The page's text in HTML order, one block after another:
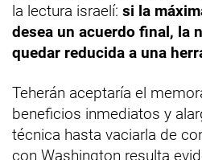
la lectura israelí: si la
desea un acuerdo final, la
quedar reducida a una
Teherán aceptaría el
beneficios inmediatos y
técnica hasta vaciarla de
con Washington resulta